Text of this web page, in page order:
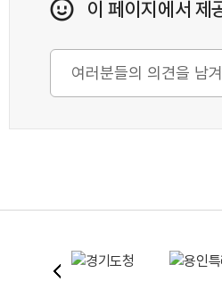
이 페이지에서 제